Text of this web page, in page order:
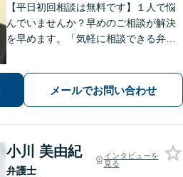
【平日初回相談は無料です】１人で悩
んでいませんか？早めのご相談が解決
を早めます。「気軽に相談できる弁護
かした迅速な行動力でサポートしま
す。まずはお気軽にご相談ください。
メールでお問い合わせ
小川 美由紀
弁護士
インタビューを
見る